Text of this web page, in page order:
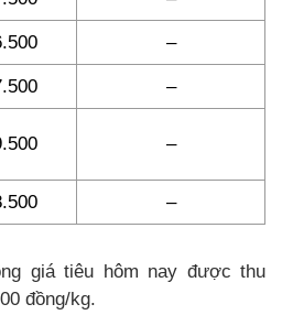
–
–
–
–
giá tiêu hôm nay được thu
đồng/kg.